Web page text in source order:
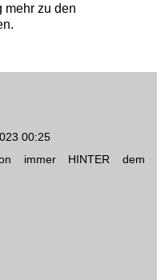
mehr zu den
00:25
immer HINTER dem